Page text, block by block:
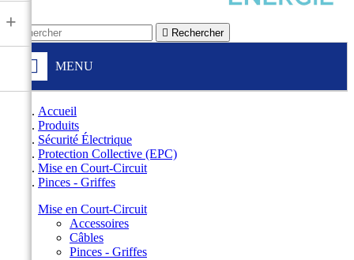
 Rechercher
MENU
+
Accueil
Produits
Sécurité Électrique
Protection Collective (EPC)
Mise en Court-Circuit
Pinces - Griffes
Mise en Court-Circuit
Accessoires
Câbles
Pinces - Griffes